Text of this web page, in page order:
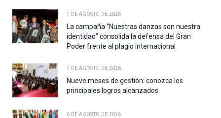
7 DE AGOSTO DE 2026
La campaña “Nuestras danzas son nuestra
identidad” consolida la defensa del Gran
Poder frente al plagio internacional
7 DE AGOSTO DE 2026
Nueve meses de gestión: conozca los
principales logros alcanzados
6 DE AGOSTO DE 2026